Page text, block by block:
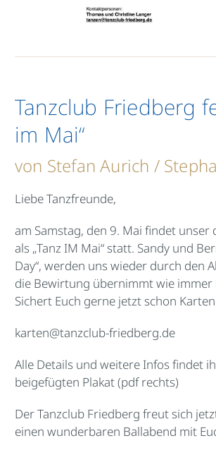
Tanzclub Friedberg
im Mai“
von Stefan Aurich /
Liebe Tanzfreunde,
am Samstag, den 9. Mai findet unser
als „Tanz IM Mai“ statt. Sandy und
Day“, werden uns wieder durch den
die Bewirtung übernimmt wie immer
Sichert Euch gerne jetzt schon
karten@tanzclub-friedberg.de
Alle Details und weitere Infos findet
beigefügten Plakat (pdf rechts)
Der Tanzclub Friedberg freut sich
einen wunderbaren Ballabend mit